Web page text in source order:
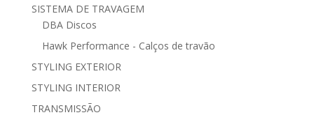
SISTEMA DE TRAVAGEM
DBA Discos
Hawk Performance - Calços de travão
STYLING EXTERIOR
STYLING INTERIOR
TRANSMISSÃO